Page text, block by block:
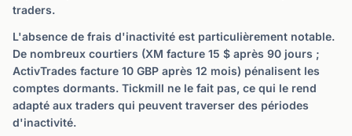
traders.
L'absence de frais d'inactivité est particulièrement notable.
De nombreux courtiers (XM facture 15 $ après 90 jours ;
ActivTrades facture 10 GBP après 12 mois) pénalisent les
comptes dormants. Tickmill ne le fait pas, ce qui le rend
adapté aux traders qui peuvent traverser des périodes
d'inactivité.